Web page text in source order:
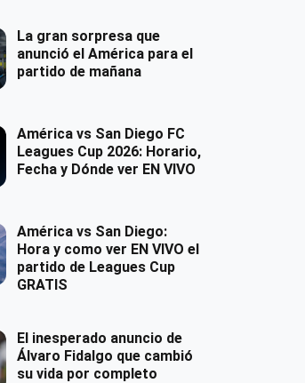
La gran sorpresa que
anunció el América para el
partido de mañana
América vs San Diego FC
Leagues Cup 2026: Horario,
Fecha y Dónde ver EN VIVO
América vs San Diego:
Hora y como ver EN VIVO el
partido de Leagues Cup
GRATIS
El inesperado anuncio de
Álvaro Fidalgo que cambió
su vida por completo